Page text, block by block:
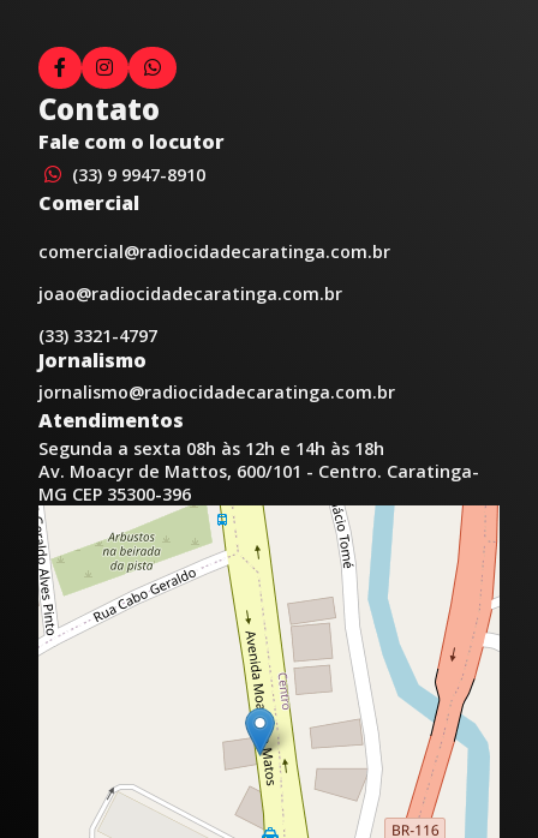
Contato
Fale com o locutor
(33) 9 9947-8910
Comercial
comercial@radiocidadecaratinga.com.br
joao@radiocidadecaratinga.com.br
(33) 3321-4797
Jornalismo
jornalismo@radiocidadecaratinga.com.br
Atendimentos
Segunda a sexta 08h às 12h e 14h às 18h
Av. Moacyr de Mattos, 600/101 - Centro. Caratinga-
MG CEP 35300-396